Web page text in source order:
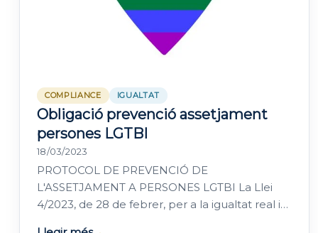
COMPLIANCE IGUALTAT
Obligació prevenció assetjament
persones LGTBI
18/03/2023
PROTOCOL DE PREVENCIÓ DE
L'ASSETJAMENT A PERSONES LGTBI La Llei
4/2023, de 28 de febrer, per a la igualtat real i